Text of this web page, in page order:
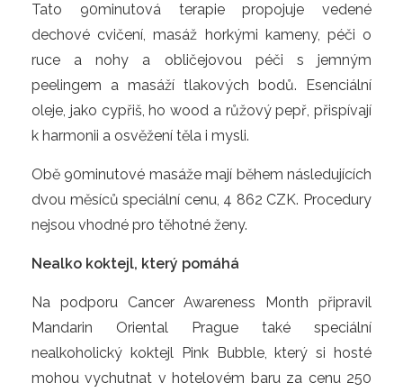
Tato 90minutová terapie propojuje vedené
dechové cvičení, masáž horkými kameny, péči o
ruce a nohy a obličejovou péči s jemným
peelingem a masáží tlakových bodů. Esenciální
oleje, jako cypřiš, ho wood a růžový pepř, přispívají
k harmonii a osvěžení těla i mysli.
Obě 90minutové masáže mají během následujících
dvou měsíců speciální cenu, 4 862 CZK. Procedury
nejsou vhodné pro těhotné ženy.
Nealko koktejl, který pomáhá
Na podporu Cancer Awareness Month připravil
Mandarin Oriental Prague také speciální
nealkoholický koktejl Pink Bubble, který si hosté
mohou vychutnat v hotelovém baru za cenu 250